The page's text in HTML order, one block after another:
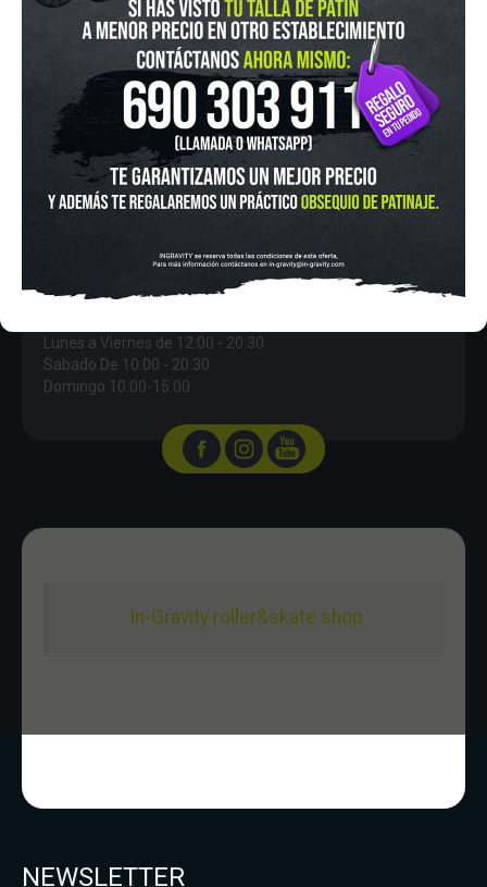
In-Gravity roller&skate shop
IN-GRAVITY MADRID RETIRO
915 524 553
Lunes a Viernes de 12:00 - 20:30
Sabado De 10:00 - 20:30
Domingo 10:00-15:00
NEWSLETTER